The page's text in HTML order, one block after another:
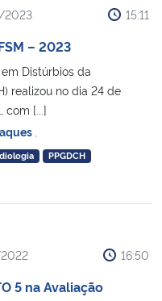
15:11
– 2023
Distúrbios da
realizou no dia 24 de
com [...]
PPGDCH
16:50
5 na Avaliação